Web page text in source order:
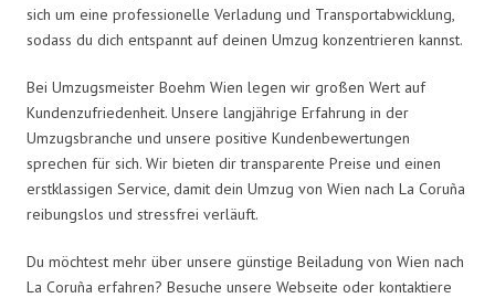
sich um eine professionelle Verladung und Transportabwicklung,
sodass du dich entspannt auf deinen Umzug konzentrieren kannst.
Bei Umzugsmeister Boehm Wien legen wir großen Wert auf
Kundenzufriedenheit. Unsere langjährige Erfahrung in der
Umzugsbranche und unsere positive Kundenbewertungen
sprechen für sich. Wir bieten dir transparente Preise und einen
erstklassigen Service, damit dein Umzug von Wien nach La Coruña
reibungslos und stressfrei verläuft.
Du möchtest mehr über unsere günstige Beiladung von Wien nach
La Coruña erfahren? Besuche unsere Webseite oder kontaktiere